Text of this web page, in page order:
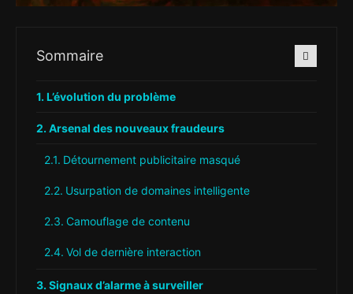
Sommaire
L’évolution du problème
Arsenal des nouveaux fraudeurs
Détournement publicitaire masqué
Usurpation de domaines intelligente
Camouflage de contenu
Vol de dernière interaction
Signaux d’alarme à surveiller